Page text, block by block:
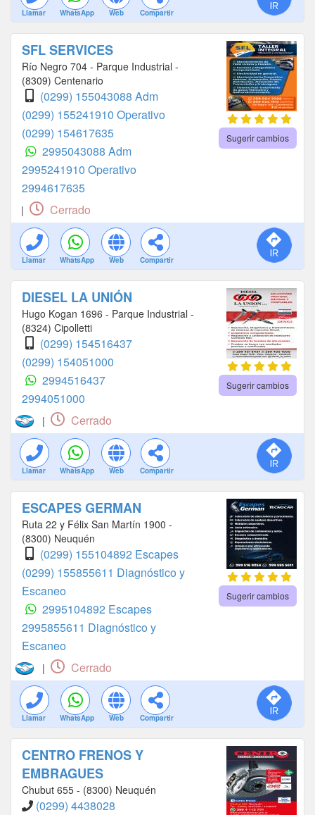
Llamar WhatsApp Web Compartir
SFL SERVICES
Río Negro 704 - Parque Industrial -
(8309) Centenario
(0299) 155043088 Adm
(0299) 155241910 Operativo
(0299) 154617635
2995043088 Adm
2995241910 Operativo
2994617635
Sugerir cambios
| Cerrado
Llamar WhatsApp Web Compartir
DIESEL LA UNIÓN
Hugo Kogan 1696 - Parque Industrial -
(8324) Cipolletti
(0299) 154516437
(0299) 154051000
2994516437
2994051000
Sugerir cambios
| Cerrado
Llamar WhatsApp Web Compartir
ESCAPES GERMAN
Ruta 22 y Félix San Martín 1900 -
(8300) Neuquén
(0299) 155104892 Escapes
(0299) 155855611 Diagnóstico y
Escaneo
2995104892 Escapes
2995855611 Diagnóstico y
Escaneo
Sugerir cambios
| Cerrado
Llamar WhatsApp Web Compartir
CENTRO FRENOS Y
EMBRAGUES
Chubut 655 - (8300) Neuquén
(0299) 4438028